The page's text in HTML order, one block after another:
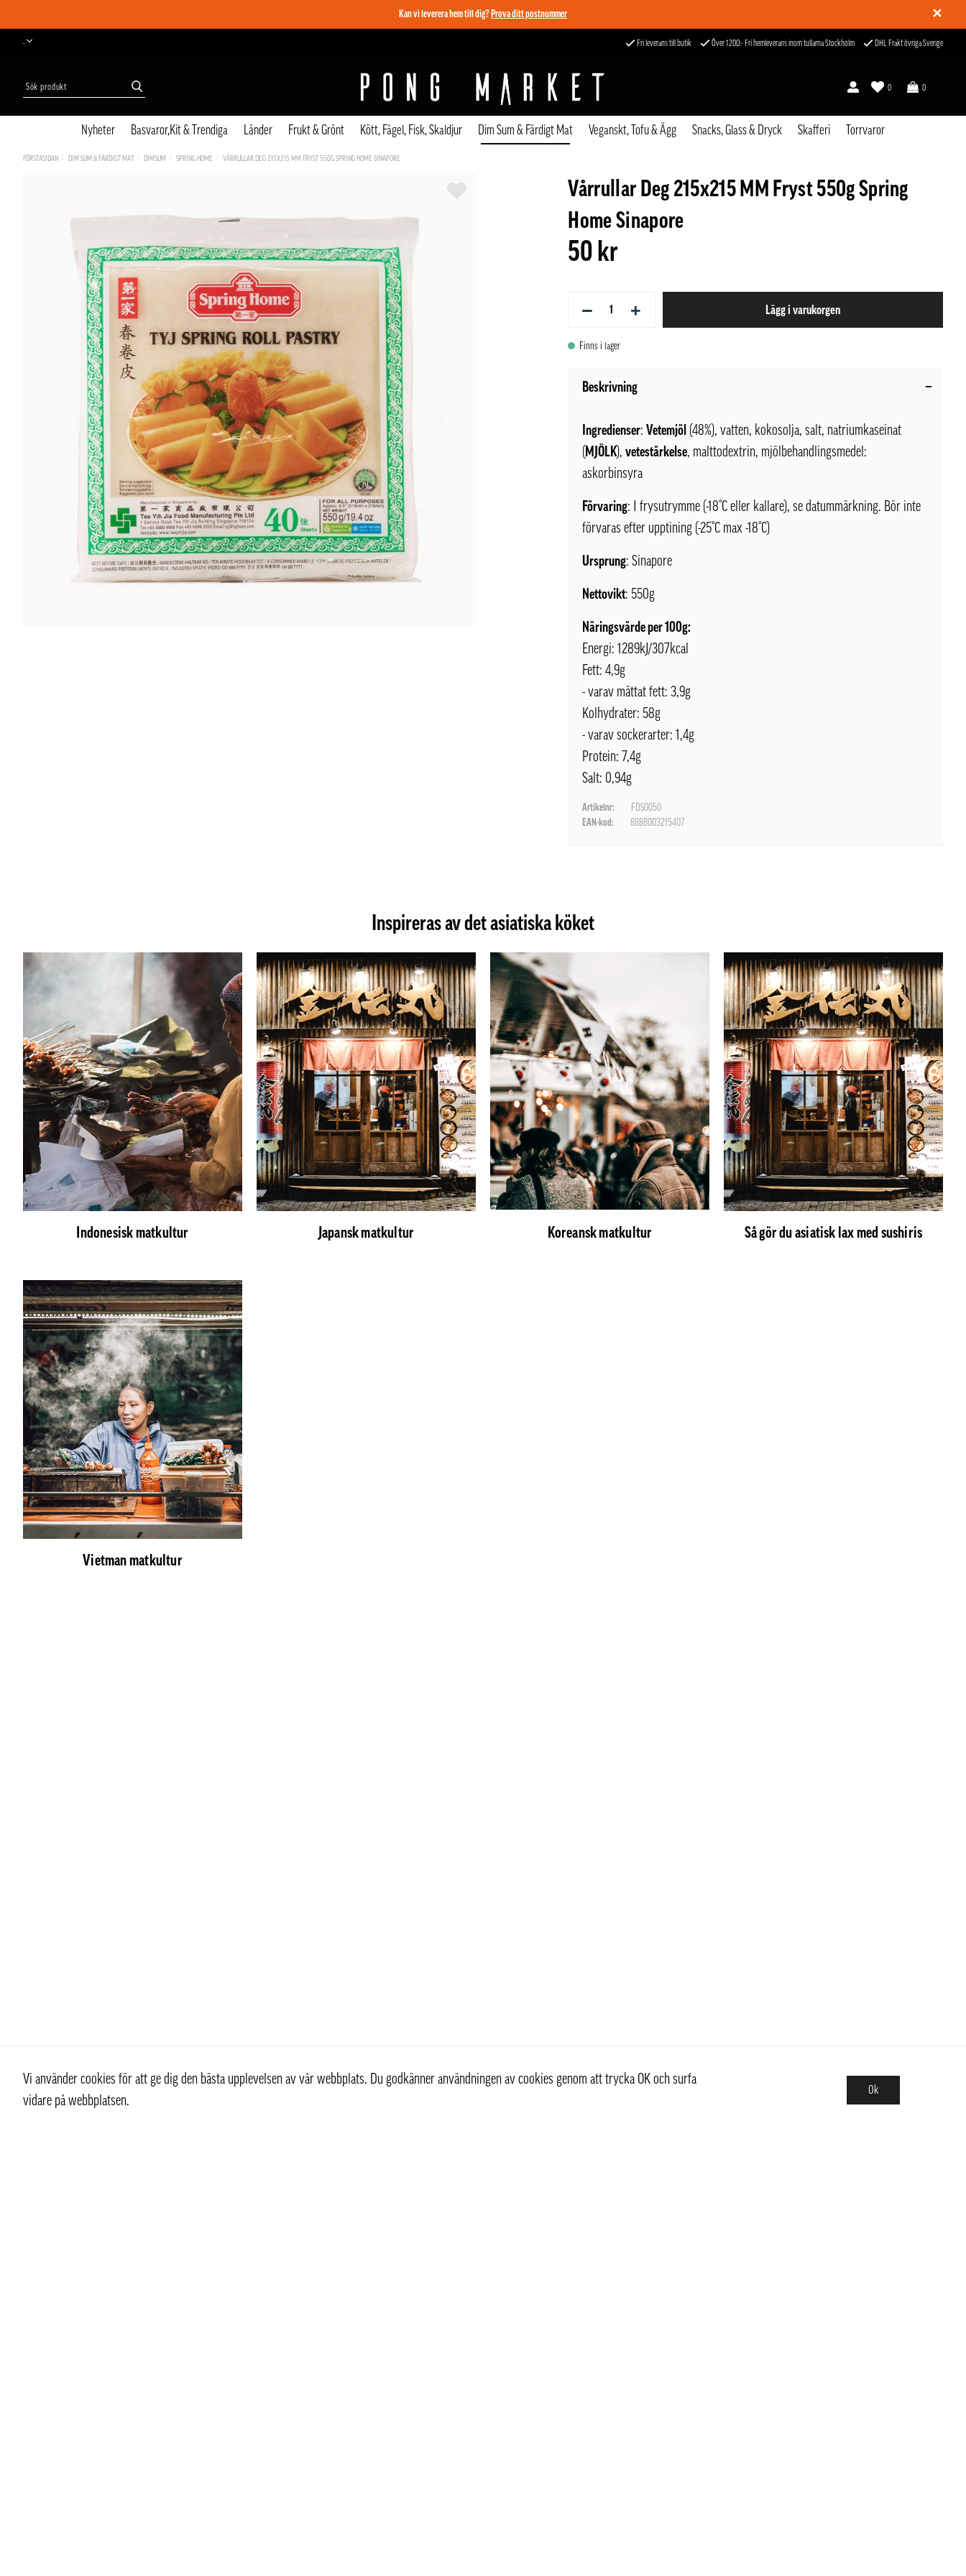
✕
Kan vi leverera hem till dig? Prova ditt postnummer
- Fri leverans till butik Över 1200:- Fri hemleverans inom tullarna Stockholm DHL Frakt övriga Sverige
0
0
Nyheter Basvaror,Kit & Trendiga Länder Frukt & Grönt Kött, Fågel, Fisk, Skaldjur Dim Sum & Färdigt Mat Veganskt, Tofu & Ägg Snacks, Glass & Dryck Skafferi Torrvaror
FÖRSTASIDAN DIM SUM & FÄRDIGT MAT DIMSUM SPRING HOME VÅRRULLAR DEG 215X215 MM FRYST 550G SPRING HOME SINAPORE
Vårrullar Deg 215x215 MM Fryst 550g Spring
Home Sinapore
50 kr
− + Lägg i varukorgen
Finns i lager
Beskrivning
Ingredienser:Vetemjöl (48%), vatten, kokosolja, salt, natriumkaseinat
( MJÖLK),vetestärkelse, malttodextrin, mjölbehandlingsmedel:
askorbinsyra
Förvaring: I frysutrymme (-18°C eller kallare), se datummärkning. Bör inte
förvaras efter upptining (-25°C max -18°C)
Ursprung: Sinapore
Nettovikt: 550g
Näringsvärde per 100g:
Energi: 1289kJ/307kcal
Fett: 4,9g
- varav mättat fett: 3,9g
Kolhydrater: 58g
- varav sockerarter: 1,4g
Protein: 7,4g
Salt: 0,94g
Artikelnr:
FDS0050
EAN-kod:
8888003215407
Inspireras av det asiatiska köket
Indonesisk matkultur Japansk matkultur Koreansk matkultur Så gör du asiatisk lax med sushiris
Vietman matkultur
Vi använder cookies för att ge dig den bästa upplevelsen av vår webbplats. Du godkänner användningen av cookies genom att trycka OK och surfa
vidare på webbplatsen.
Ok